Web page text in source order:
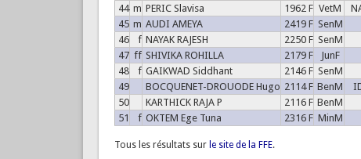
44 m PERIC Slavisa 1962 F VetM
45 m AUDI AMEYA 2419 F SenM
46
f NAYAK RAJESH 2250 F SenM
47 ff SHIVIKA ROHILLA 2179 F JunF
48
f GAIKWAD Siddhant 2146 F SenM
49
BOCQUENET-DROUODE Hugo 2114 F BenM
50
KARTHICK RAJA P 2116 F BenM
51
f OKTEM Ege Tuna 2316 F MinM
Tous les résultats sur le site de la FFE.